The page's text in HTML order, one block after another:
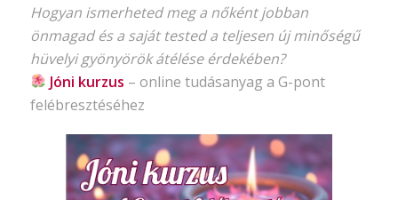
Hogyan ismerheted meg a nőként jobban
önmagad és a saját tested a teljesen új minőségű
hüvelyi gyönyörök átélése érdekében?
Jóni kurzus – online tudásanyag a G-pont
felébresztéséhez